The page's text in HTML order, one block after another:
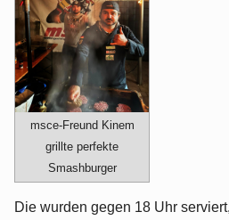
msce-Freund Kinem
grillte perfekte
Smashburger
Die wurden gegen 18 Uhr